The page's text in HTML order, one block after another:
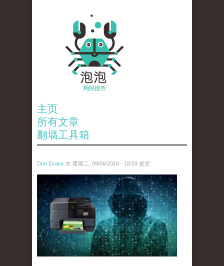
主页
所有文章
翻墙工具箱
Don Evans 在 星期二, 09/06/2016 - 18:03 提交
tou_.jpg